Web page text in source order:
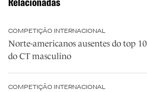
COMPETIÇÃO INTERNACIONAL
Norte-americanos ausentes do top 10
do CT masculino
COMPETIÇÃO INTERNACIONAL